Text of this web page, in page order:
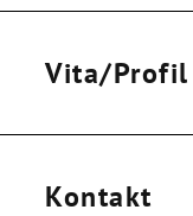
Vita/Profil
Kontakt